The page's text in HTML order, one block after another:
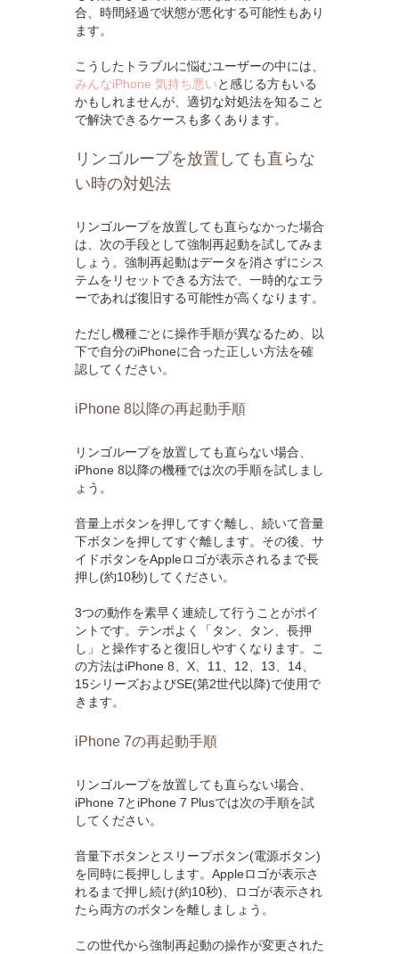
合、時間経過で状態が悪化する可能性もあり
ます。
こうしたトラブルに悩むユーザーの中には、
みんなiPhone 気持ち悪いと感じる方もいる
かもしれませんが、適切な対処法を知ること
で解決できるケースも多くあります。
リンゴループを放置しても直らな
い時の対処法
リンゴループを放置しても直らなかった場合
は、次の手段として強制再起動を試してみま
しょう。強制再起動はデータを消さずにシス
テムをリセットできる方法で、一時的なエラ
ーであれば復旧する可能性が高くなります。
ただし機種ごとに操作手順が異なるため、以
下で自分のiPhoneに合った正しい方法を確
認してください。
iPhone 8以降の再起動手順
リンゴループを放置しても直らない場合、
iPhone 8以降の機種では次の手順を試しまし
ょう。
音量上ボタンを押してすぐ離し、続いて音量
下ボタンを押してすぐ離します。その後、サ
イドボタンをAppleロゴが表示されるまで長
押し(約10秒)してください。
3つの動作を素早く連続して行うことがポイ
ントです。テンポよく「タン、タン、長押
し」と操作すると復旧しやすくなります。こ
の方法はiPhone 8、X、11、12、13、14、
15シリーズおよびSE(第2世代以降)で使用で
きます。
iPhone 7の再起動手順
リンゴループを放置しても直らない場合、
iPhone 7とiPhone 7 Plusでは次の手順を試
してください。
音量下ボタンとスリープボタン(電源ボタン)
を同時に長押しします。Appleロゴが表示さ
れるまで押し続け(約10秒)、ロゴが表示され
たら両方のボタンを離しましょう。
この世代から強制再起動の操作が変更された